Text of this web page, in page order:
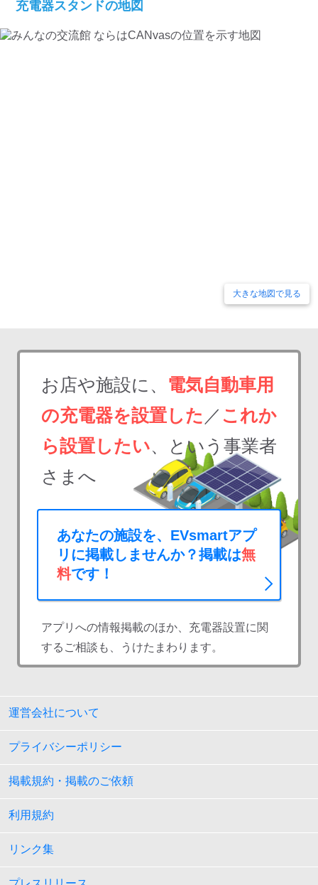
充電器スタンドの地図
大きな地図で見る
お店や施設に、 電気自動車用
の充電器を設置した ／ これか
ら設置したい、という事業者
さまへ
あなたの施設を、EVsmartアプ
リに掲載しませんか？掲載は無
料です！
アプリへの情報掲載のほか、充電器設置に関
するご相談も、うけたまわります。
運営会社について
プライバシーポリシー
掲載規約・掲載のご依頼
利用規約
リンク集